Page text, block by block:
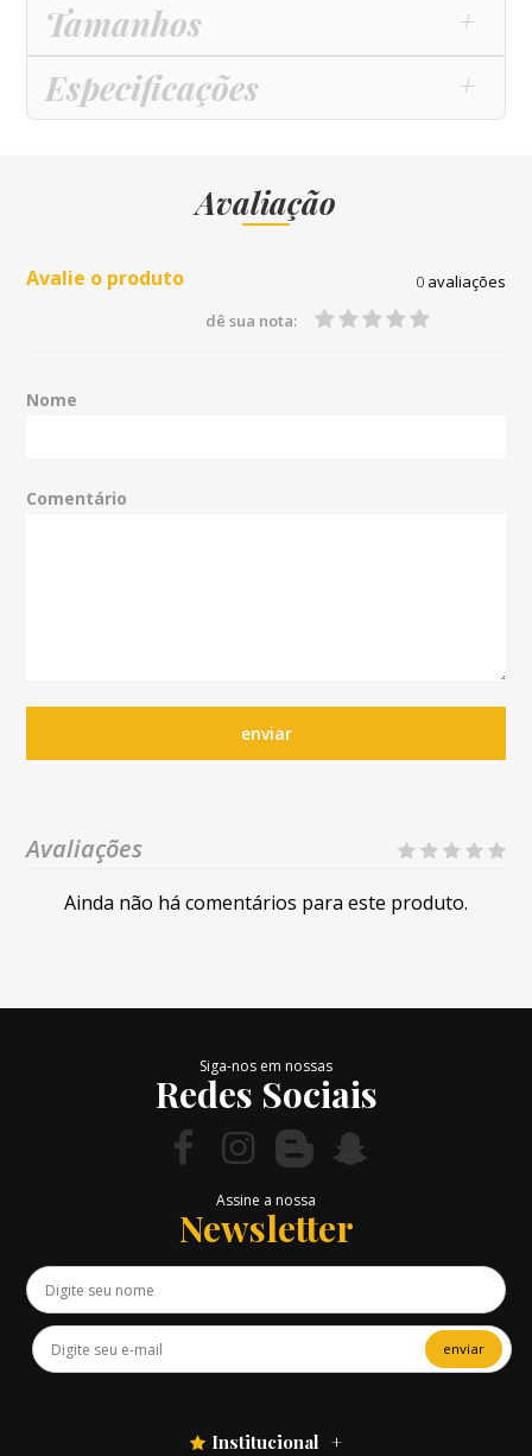
Tamanhos
Especificações
Avaliação
Avalie o produto 0avaliações
dê sua nota:
Nome
Comentário
enviar
Avaliações
Ainda não há comentários para este produto.
Siga-nos em nossas
Redes Sociais
Assine a nossa
Newsletter
enviar
Institucional